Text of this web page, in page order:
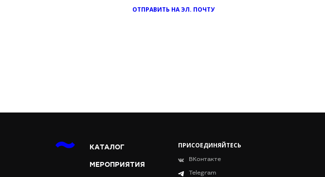
ОТПРАВИТЬ НА ЭЛ. ПОЧТУ
КАТАЛОГ
МЕРОПРИЯТИЯ
ПРИСОЕДИНЯЙТЕСЬ
ВКонтакте
Telegram